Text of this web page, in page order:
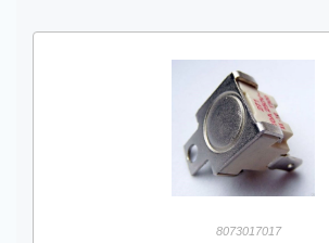
8073017017